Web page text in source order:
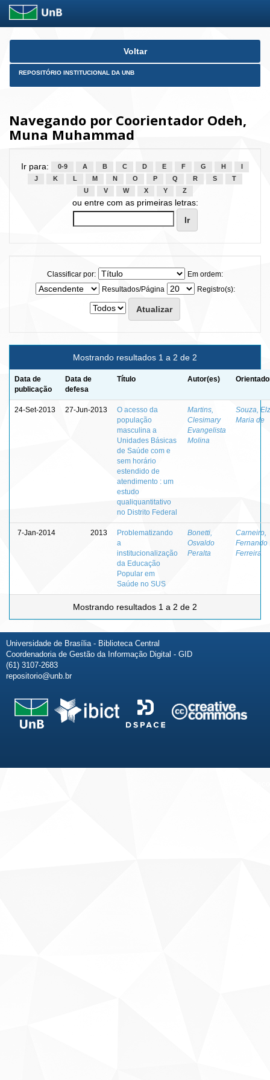
Skip
Voltar
REPOSITÓRIO INSTITUCIONAL DA UNB
Navegando por Coorientador Odeh,
Muna Muhammad
Ir para: 0-9 A B C D E F G H
J
K L M N O P Q R S
T
U
V W X Y Z
ou entre com as primeiras letras:
Classificar por:
Em ordem:
Resultados/Página
Registro(s):
Mostrando resultados 1 a 2 de 2
Data de
publicação
Data de
defesa
Título Autor(es)
24-Set-2013 27-Jun-2013
O acesso da
população
masculina a
Unidades Básicas
de Saúde com e
sem horário
estendido de
atendimento : um
estudo
qualiquantitativo
no Distrito Federal
Martins,
Clesimary
Evangelista
Molina
Souza,
Maria de
7-Jan-2014 2013
Problematizando
a
institucionalização
da Educação
Popular em
Saúde no SUS
Bonetti,
Osvaldo
Peralta
Carneiro,
Fernando
Ferreira
Mostrando resultados 1 a 2 de 2
Universidade de Brasília - Biblioteca Central
Coordenadoria de Gestão da Informação Digital - GID
(61) 3107-2683
repositorio@unb.br